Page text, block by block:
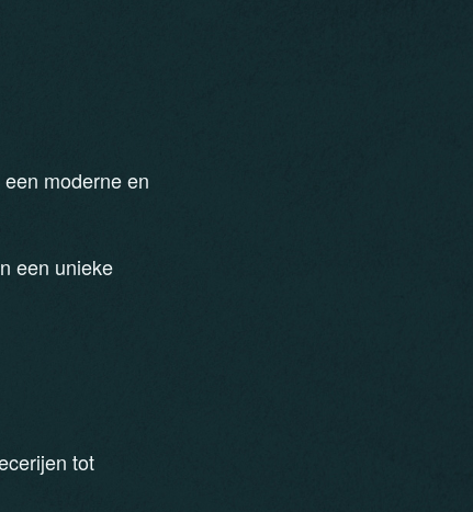
moderne en
een unieke
tot